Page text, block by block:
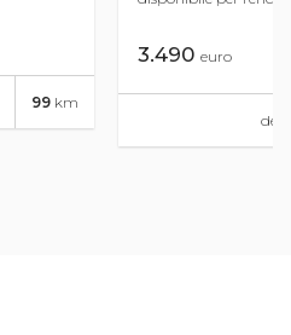
99 km
3.490 euro
del